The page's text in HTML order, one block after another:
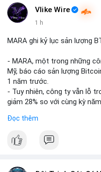
#vlikevn #titanbot
📰 Nguồn: CoinDesk
Vlike Wire
1 h
MARA ghi kỷ lục sản lượng
- MARA, một trong những
Mỹ, báo cáo sản lượng
1 năm trước.
- Tuy nhiên, công ty vẫn lỗ
giảm 28% so với cùng kỳ
của Bitcoin, ảnh hưởng trực
$btc
Đọc thêm